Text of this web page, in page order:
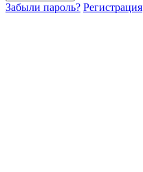
Забыли пароль? Регистрация